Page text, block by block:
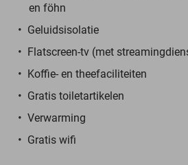
en föhn
Geluidsisolatie
Flatscreen-tv (met
Koffie- en theefaciliteiten
Gratis toiletartikelen
Verwarming
Gratis wifi